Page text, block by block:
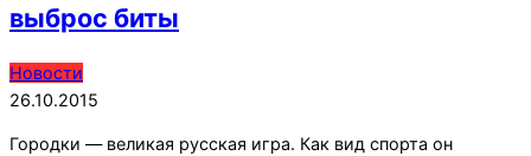
выброс биты
2015-
10-
Новости
26.10.2015
Городки — великая русская игра. Как вид спорта он